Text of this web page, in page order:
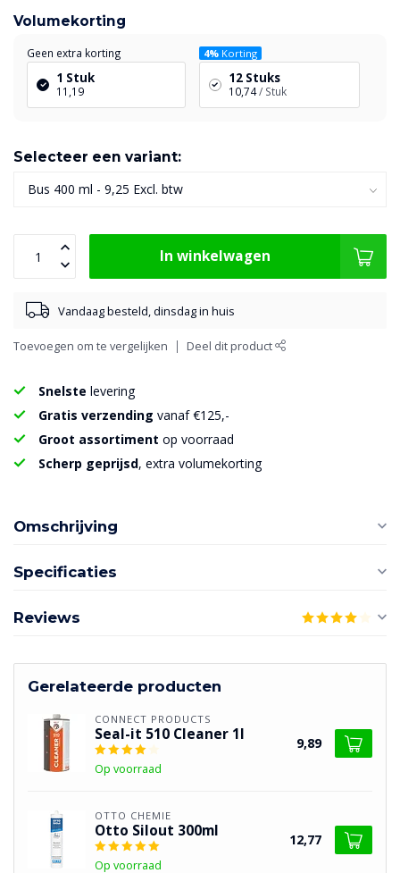
Volumekorting
Geen extra korting
1 Stuk
11,19
4%Korting
12 Stuks
10,74 / Stuk
Selecteer een variant:
In winkelwagen
Vandaag besteld, dinsdag in huis
Toevoegen om te vergelijken Deel dit product
Snelste levering
Gratis verzending vanaf €125,-
Groot assortiment op voorraad
Scherp geprijsd, extra volumekorting
Omschrijving
Specificaties
Reviews
Gerelateerde producten
CONNECT PRODUCTS
Seal-it 510 Cleaner 1l
Op voorraad
9,89
OTTO CHEMIE
Otto Silout 300ml
Op voorraad
12,77